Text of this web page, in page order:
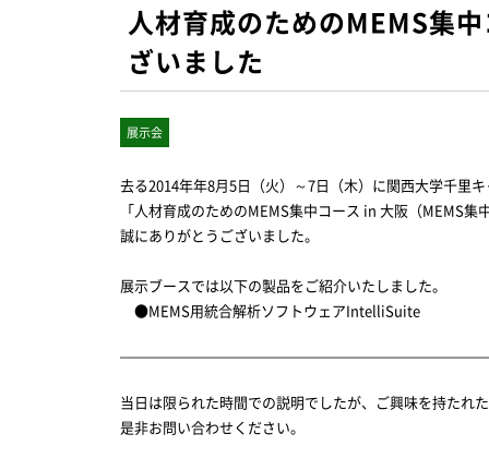
人材育成のためのMEMS集
ざいました
展示会
去る2014年年8月5日（火）～7日（木）に関西大学千里
「人材育成のためのMEMS集中コース in 大阪（MEMS
誠にありがとうございました。
展示ブースでは以下の製品をご紹介いたしました。
●MEMS用統合解析ソフトウェアIntelliSuite
当日は限られた時間での説明でしたが、ご興味を持たれ
是非お問い合わせください。